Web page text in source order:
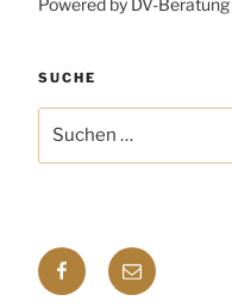
Powered by DV-
SUCHE
nach:
Facebook
E-
mail